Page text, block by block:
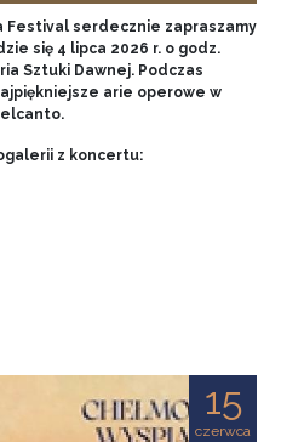
Festival serdecznie zapraszamy
się 4 lipca 2026 r. o godz.
Sztuki Dawnej. Podczas
arie operowe w
z koncertu:
15
czerwca